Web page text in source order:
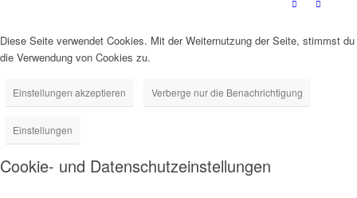
Diese Seite verwendet Cookies. Mit der Weiternutzung der Seite, stimmst du
die Verwendung von Cookies zu.
Einstellungen akzeptieren Verberge nur die Benachrichtigung
Einstellungen
Cookie- und Datenschutzeinstellungen